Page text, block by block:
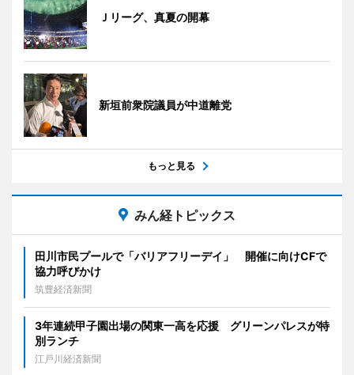
Ｊリーグ、真夏の開幕
新垣前衆院議員が中道離党
もっと見る
みん経トピックス
田川市民プールで「バリアフリーデイ」 開催に向けCFで
協力呼びかけ
筑豊経済新聞
3年連続甲子園出場の関東一高を応援 グリーンパレスが特
別ランチ
江戸川経済新聞